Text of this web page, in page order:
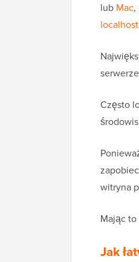
lub Mac,
Często
witryna
Mając
Jak